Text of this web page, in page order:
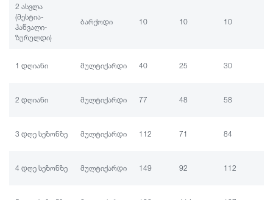
2 ასვლა
(მესტია-
ჰაწვალი-
ზურულდი)
ბარქოდი 10 10 10
1 დღიანი მულტიქარდი 40 25 30
2 დღიანი მულტიქარდი 77 48 58
3 დღე სეზონზე მულტიქარდი 112 71 84
4 დღე სეზონზე მულტიქარდი 149 92 112